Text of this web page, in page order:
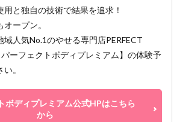
と独自の技術で結果を追求！
ープン。
人気No.1のやせる専門店PERFECT
ーフェクトボディプレミアム】の体験予
。
ボディプレミアム公式HPはこちら
から